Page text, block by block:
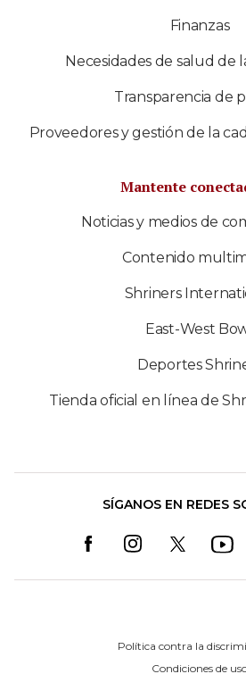
Finanzas
Necesidades de salud de
Transparencia de
Proveedores y gestión de la
Mantente
Noticias y medios de
Contenido
Shriners
East-West
Deportes
Tienda oficial en línea de
SÍGANOS EN REDES
Política contra la
Condiciones de